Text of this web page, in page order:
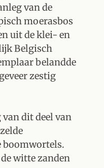
van de
moerasbos
uit de klei- en
Belgisch
belandde
zestig
dit deel van
boomwortels.
witte zanden